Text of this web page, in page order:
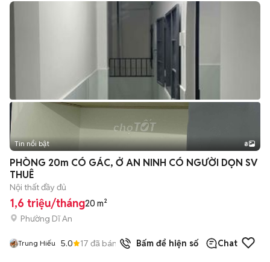
+2
Tin nổi bật 8
PHÒNG 20m CÓ GÁC, Ở AN NINH CÓ NGƯỜI DỌN SV
THUÊ
Nội thất đầy đủ
1,6 triệu/tháng20 m²
Phường Dĩ An
Trung Hiếu 5.0 17 đã bán Bấm để hiện số Chat